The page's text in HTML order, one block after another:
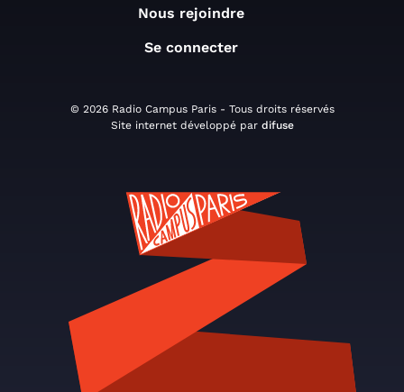
Nous rejoindre
Se connecter
© 2026 Radio Campus Paris - Tous droits réservés
Site internet développé par difuse